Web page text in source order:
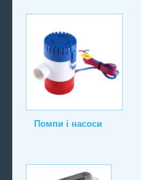
Помпи і насоси